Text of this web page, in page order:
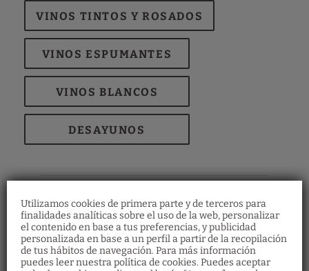
Utilizamos cookies de primera parte y de terceros para
finalidades analíticas sobre el uso de la web, personalizar
el contenido en base a tus preferencias, y publicidad
personalizada en base a un perfil a partir de la recopilación
de tus hábitos de navegación. Para más información
puedes leer nuestra política de cookies. Puedes aceptar
VINOS TINTOS Y ROSADOS
VINOS ESPUMANTES
VINOS BLANCOS
DESAYUNOS